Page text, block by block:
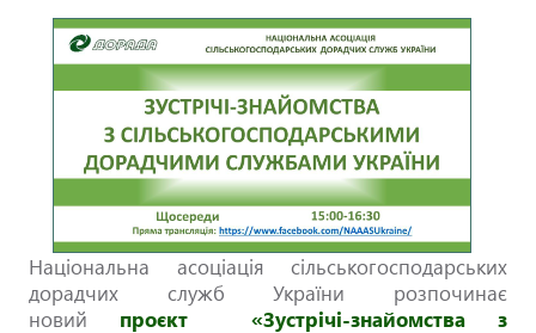
Національна асоціація сільськогосподарських
дорадчих служб України розпочинає
новий проєкт «Зустрічі-знайомства з